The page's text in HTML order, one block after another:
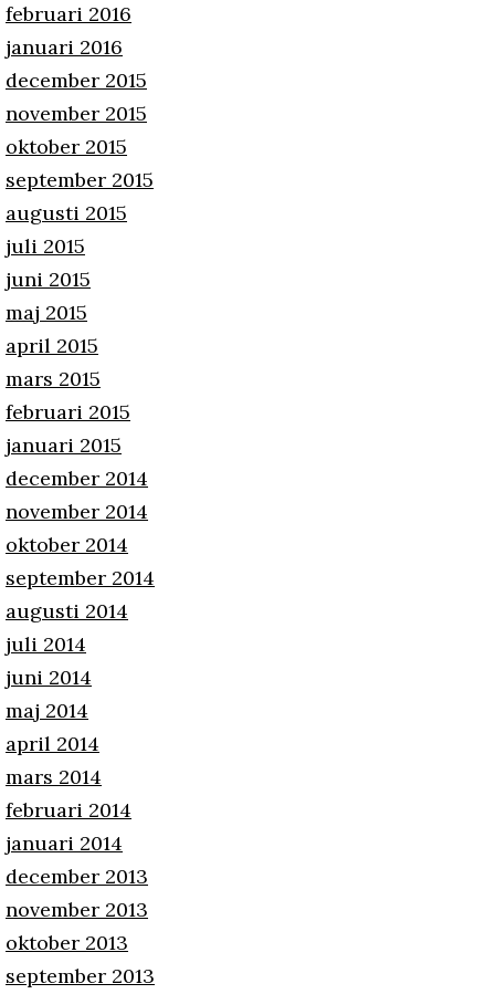
februari 2016
januari 2016
december 2015
november 2015
oktober 2015
september 2015
augusti 2015
juli 2015
juni 2015
maj 2015
april 2015
mars 2015
februari 2015
januari 2015
december 2014
november 2014
oktober 2014
september 2014
augusti 2014
juli 2014
juni 2014
maj 2014
april 2014
mars 2014
februari 2014
januari 2014
december 2013
november 2013
oktober 2013
september 2013